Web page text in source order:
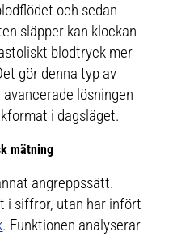
och sedan
släpper kan klockan
blodtryck mer
gör denna typ av
lösningen
i dagsläget.
mätning
angreppssätt.
i siffror, utan har infört
. Funktionen analyserar